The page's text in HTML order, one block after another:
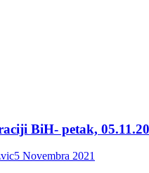
BiH- petak,
5 Novembra 2021